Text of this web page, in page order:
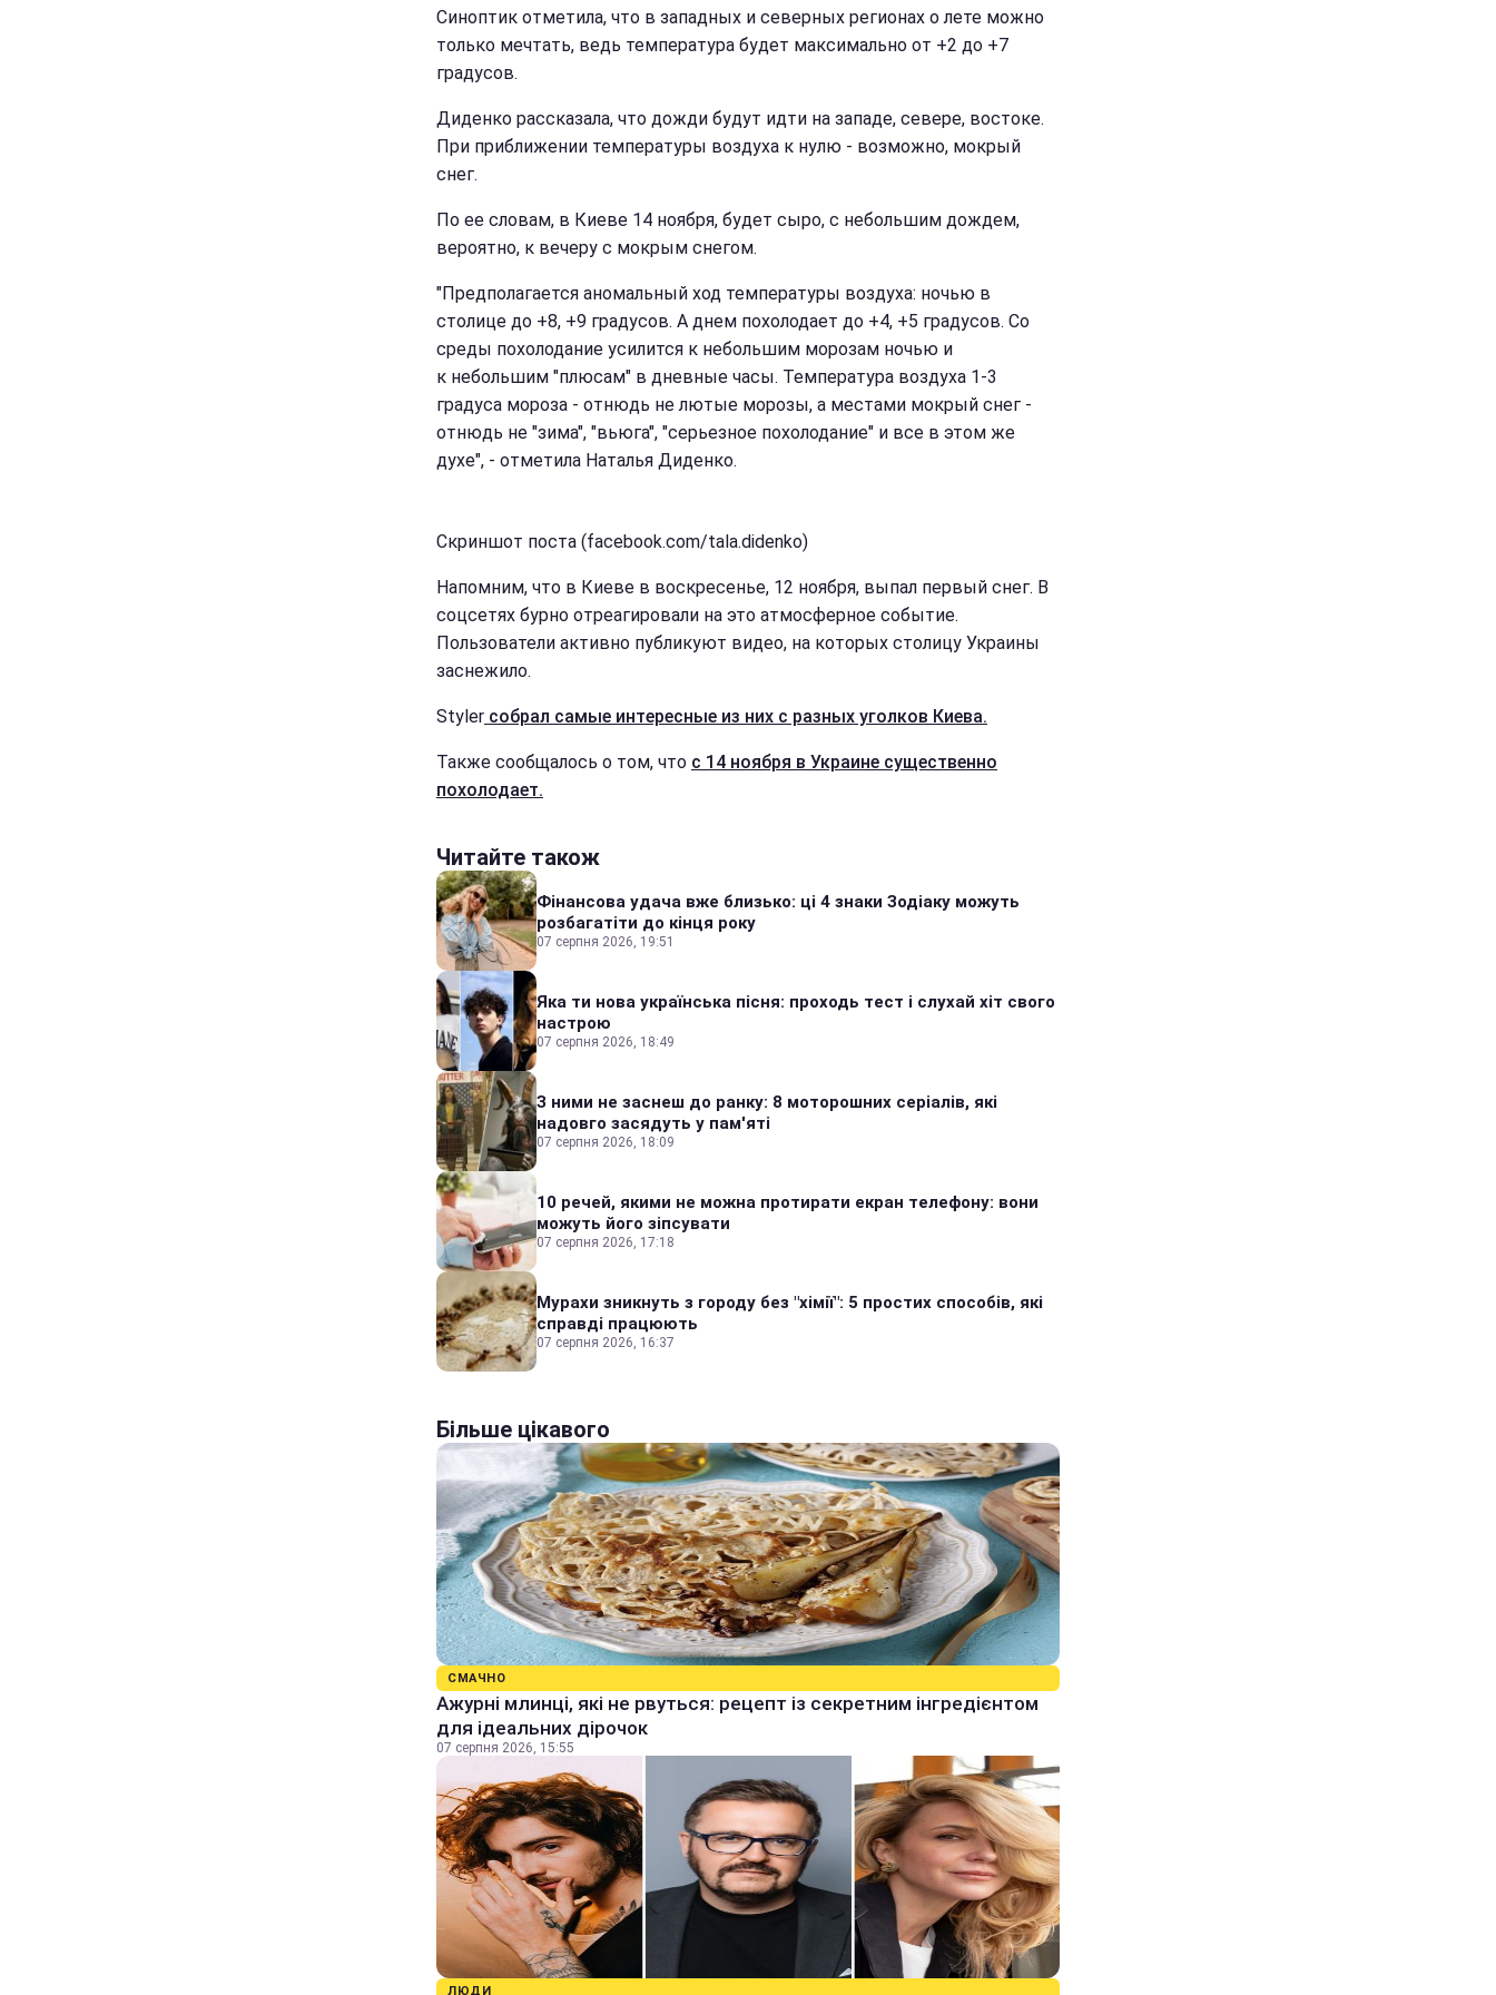
Синоптик отметила, что в западных и северных регионах о лете можно
только мечтать, ведь температура будет максимально от +2 до +7
градусов.
Диденко рассказала, что дожди будут идти на западе, севере, востоке.
При приближении температуры воздуха к нулю - возможно, мокрый
снег.
По ее словам, в Киеве 14 ноября, будет сыро, с небольшим дождем,
вероятно, к вечеру с мокрым снегом.
"Предполагается аномальный ход температуры воздуха: ночью в
столице до +8, +9 градусов. А днем похолодает до +4, +5 градусов. Со
среды похолодание усилится к небольшим морозам ночью и
к небольшим "плюсам" в дневные часы. Температура воздуха 1-3
градуса мороза - отнюдь не лютые морозы, а местами мокрый снег -
отнюдь не "зима", "вьюга", "серьезное похолодание" и все в этом же
духе", - отметила Наталья Диденко.
Скриншот поста (facebook.com/tala.didenko)
Напомним, что в Киеве в воскресенье, 12 ноября, выпал первый снег. В
соцсетях бурно отреагировали на это атмосферное событие.
Пользователи активно публикуют видео, на которых столицу Украины
заснежило.
Styler собрал самые интересные из них с разных уголков Киева.
Также сообщалось о том, что с 14 ноября в Украине существенно
похолодает.
Читайте також
Фінансова удача вже близько: ці 4 знаки Зодіаку можуть
розбагатіти до кінця року
07 серпня 2026, 19:51
Яка ти нова українська пісня: проходь тест і слухай хіт свого
настрою
07 серпня 2026, 18:49
З ними не заснеш до ранку: 8 моторошних серіалів, які
надовго засядуть у пам'яті
07 серпня 2026, 18:09
10 речей, якими не можна протирати екран телефону: вони
можуть його зіпсувати
07 серпня 2026, 17:18
Мурахи зникнуть з городу без "хімії": 5 простих способів, які
справді працюють
07 серпня 2026, 16:37
Більше цікавого
СМАЧНО
Ажурні млинці, які не рвуться: рецепт із секретним інгредієнтом
для ідеальних дірочок
07 серпня 2026, 15:55
ЛЮДИ